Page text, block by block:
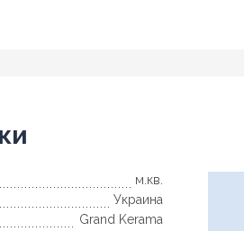
м.кв.
Украина
Grand Kerama